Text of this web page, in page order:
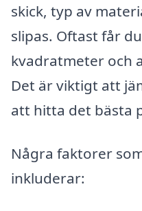
skick, typ av
slipas. Oftast får
kvadratmeter och
Det är viktigt att
att hitta det bästa
Några faktorer
inkluderar: